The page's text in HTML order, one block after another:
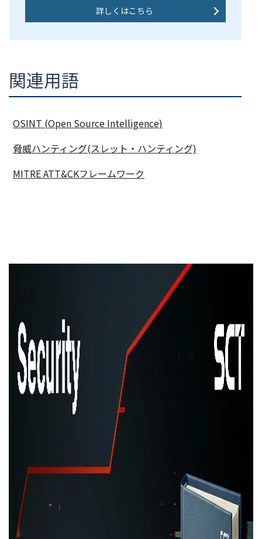
詳しくはこちら
関連用語
OSINT (Open Source Intelligence)
脅威ハンティング(スレット・ハンティング)
MITRE ATT&CKフレームワーク